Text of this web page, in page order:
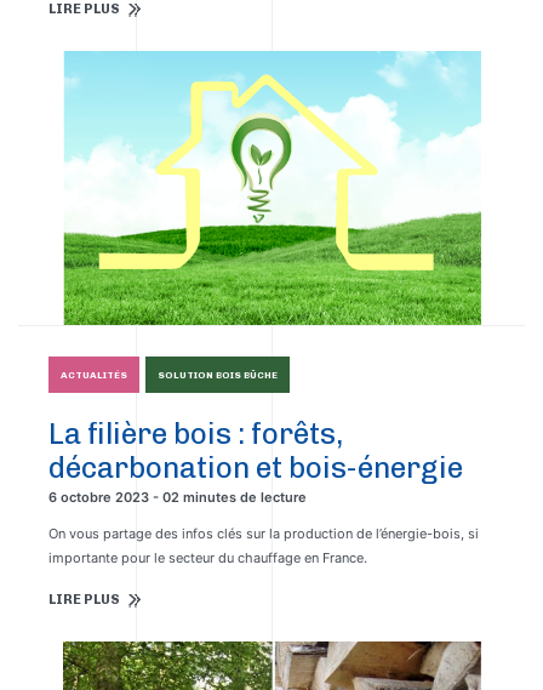
LIRE PLUS
ACTUALITÉS SOLUTION BOIS BÛCHE
La filière bois : forêts,
décarbonation et bois-énergie
6 octobre 2023 - 02 minutes de lecture
On vous partage des infos clés sur la production de l’énergie-bois, si
importante pour le secteur du chauffage en France.
LIRE PLUS